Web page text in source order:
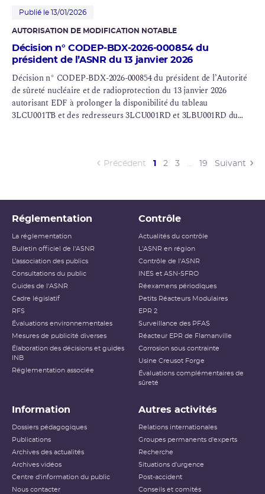
Publié le 13/01/2026
AUTORISATION DE MODIFICATION NOTABLE
Décision n° CODEP-BDX-2026-000854 du
président de l’ASNR du 13 janvier 2026
Décision n° CODEP-BDX-2026-000854 du président de l’Autorité
de sûreté nucléaire et de radioprotection du 13 janvier 2026
autorisant EDF à prolonger la disponibilité du tableau
3LCU001TB et des redresseurs 3LCU001RD et 3LBU001RD du
Précédent 1 (current)
2 3 … 19 Suivant
Réglementation
La réglementation
Bulletin officiel de l'ASNR
L’association des publics
Consultations du public
Guides de l'ASNR
Cadre législatif
RFS
Évaluations environnementales
Mesures de publicité diverses
Élaboration des décisions et guides
INB
Réglementation associée
Contrôle
Actualités du contrôle
L'ASNR en région
Contrôle de l'ASNR
INES et ASN-SFRO
Réexamens périodiques
Petits Réacteurs Modulaires
EPR 2
Surveillance des PFAS
Réacteur EPR de Flamanville
Corrosion sous contrainte
Usine Creusot Forge
Évaluations complémentaires de
sûreté
Information
Dossiers pédagogiques
Publications
Archives des actualités
Archives vidéos
Centre d'information du public
Nous contacter
Autres activités
Relations internationales
Groupes permanents d'experts
Recherche
Situations d'urgence
Post-accident
Conseils et comités